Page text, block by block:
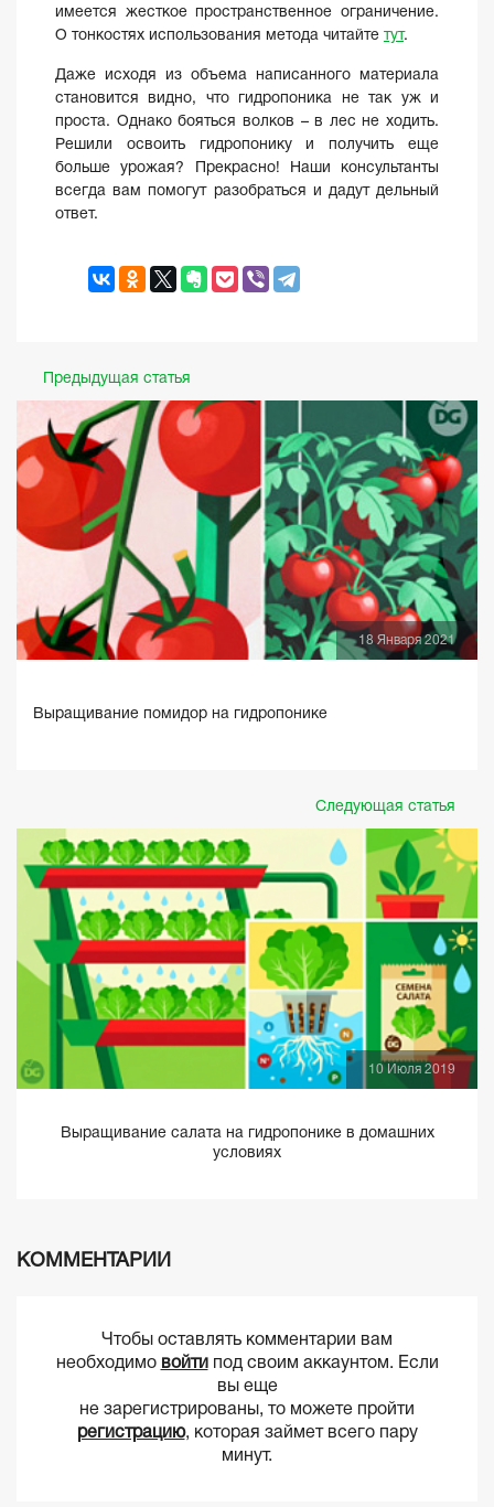
имеется жесткое пространственное ограничение.
О тонкостях использования метода читайте тут.
Даже исходя из объема написанного материала
становится видно, что гидропоника не так уж и
проста. Однако бояться волков – в лес не ходить.
Решили освоить гидропонику и получить еще
больше урожая? Прекрасно! Наши консультанты
всегда вам помогут разобраться и дадут дельный
ответ.
Предыдущая статья
18 Января 2021
Выращивание помидор на гидропонике
Следующая статья
10 Июля 2019
Выращивание салата на гидропонике в домашних
условиях
КОММЕНТАРИИ
Чтобы оставлять комментарии вам
необходимо войти под своим аккаунтом. Если
вы еще
не зарегистрированы, то можете пройти
регистрацию, которая займет всего пару
минут.